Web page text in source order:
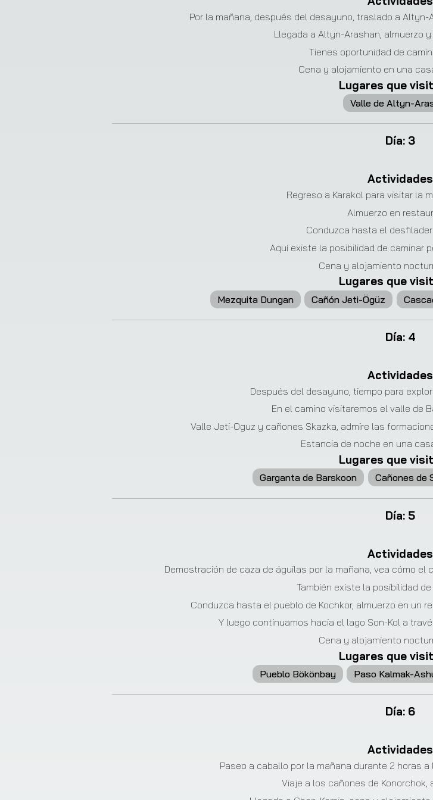
Por la mañana, después del desayuno, traslado a Altyn-
Llegada a Altyn-Arashan, almuerzo
Tienes oportunidad de
Cena y alojamiento en una
Lugares que
Valle de Altyn-
Día: 3
Actividades
Regreso a Karakol para visitar la
Almuerzo en
Conduzca hasta el
Aquí existe la posibilidad de caminar
Cena y alojamiento
Lugares que
Mezquita Dungan Cañón Jeti-Ögüz
Día: 4
Actividades
Después del desayuno, tiempo para
En el camino visitaremos el valle de
Valle Jeti-Oguz y cañones Skazka, admire las
Estancia de noche en una
Lugares que
Garganta de Barskoon Cañones de
Día: 5
Actividades
Demostración de caza de águilas por la mañana, vea cómo
También existe la posibilidad
Conduzca hasta el pueblo de Kochkor, almuerzo en un
Y luego continuamos hacia el lago Son-Kol a
Cena y alojamiento
Lugares que
Pueblo Bökönbay Paso Kalmak-
Día: 6
Actividades
Paseo a caballo por la mañana durante 2 horas
Viaje a los cañones de Konorchok,